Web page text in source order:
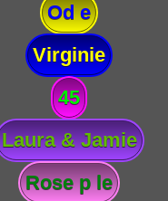
Od e
Virginie
45
Laura & Jamie
Rose p le